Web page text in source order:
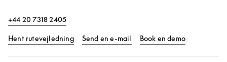
+44 20 7318 2405
Hent rutevejledningLink Opens in New Tab
Send en e-mail Book en demo